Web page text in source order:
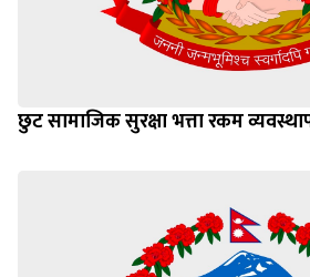
छुट सामाजिक सुरक्षा भत्ता रकम